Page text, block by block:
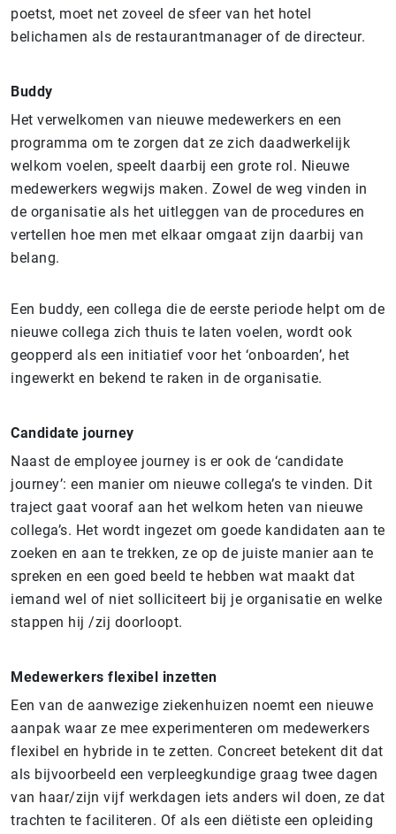
poetst, moet net zoveel de sfeer van het hotel
belichamen als de restaurantmanager of de directeur.
Buddy
Het verwelkomen van nieuwe medewerkers en een
programma om te zorgen dat ze zich daadwerkelijk
welkom voelen, speelt daarbij een grote rol. Nieuwe
medewerkers wegwijs maken. Zowel de weg vinden in
de organisatie als het uitleggen van de procedures en
vertellen hoe men met elkaar omgaat zijn daarbij van
belang.
Een buddy, een collega die de eerste periode helpt om de
nieuwe collega zich thuis te laten voelen, wordt ook
geopperd als een initiatief voor het ‘onboarden’, het
ingewerkt en bekend te raken in de organisatie.
Candidate journey
Naast de employee journey is er ook de ‘candidate
journey’: een manier om nieuwe collega’s te vinden. Dit
traject gaat vooraf aan het welkom heten van nieuwe
collega’s. Het wordt ingezet om goede kandidaten aan te
zoeken en aan te trekken, ze op de juiste manier aan te
spreken en een goed beeld te hebben wat maakt dat
iemand wel of niet solliciteert bij je organisatie en welke
stappen hij /zij doorloopt.
Medewerkers flexibel inzetten
Een van de aanwezige ziekenhuizen noemt een nieuwe
aanpak waar ze mee experimenteren om medewerkers
flexibel en hybride in te zetten. Concreet betekent dit dat
als bijvoorbeeld een verpleegkundige graag twee dagen
van haar/zijn vijf werkdagen iets anders wil doen, ze dat
trachten te faciliteren. Of als een diëtiste een opleiding